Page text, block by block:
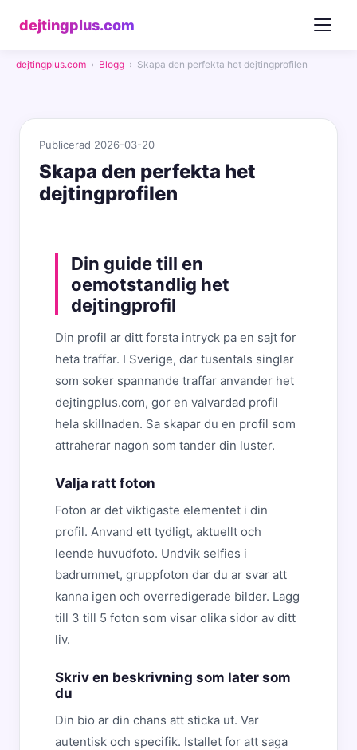
dejtingplus.com
dejtingplus.com › Blogg › Skapa den perfekta het dejtingprofilen
Publicerad 2026-03-20
Skapa den perfekta het
dejtingprofilen
Din guide till en
oemotstandlig het
dejtingprofil
Din profil ar ditt forsta intryck pa en sajt for
heta traffar. I Sverige, dar tusentals singlar
som soker spannande traffar anvander het
dejtingplus.com, gor en valvardad profil
hela skillnaden. Sa skapar du en profil som
attraherar nagon som tander din luster.
Valja ratt foton
Foton ar det viktigaste elementet i din
profil. Anvand ett tydligt, aktuellt och
leende huvudfoto. Undvik selfies i
badrummet, gruppfoton dar du ar svar att
kanna igen och overredigerade bilder. Lagg
till 3 till 5 foton som visar olika sidor av ditt
liv.
Skriv en beskrivning som later som
du
Din bio ar din chans att sticka ut. Var
autentisk och specifik. Istallet for att saga